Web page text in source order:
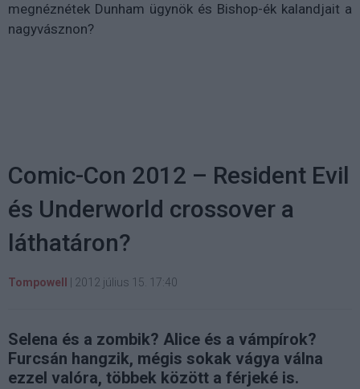
megnéznétek Dunham ügynök és Bishop-ék kalandjait a
nagyvásznon?
Comic-Con 2012 – Resident Evil
és Underworld crossover a
láthatáron?
Tompowell 2012 július 15. 17:40
Selena és a zombik? Alice és a vámpírok?
Furcsán hangzik, mégis sokak vágya válna
ezzel valóra, többek között a férjeké is.